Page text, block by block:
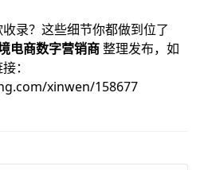
录？这些细节你都做到位了
电商数字营销商整理发布，如
：
xinwen/158677